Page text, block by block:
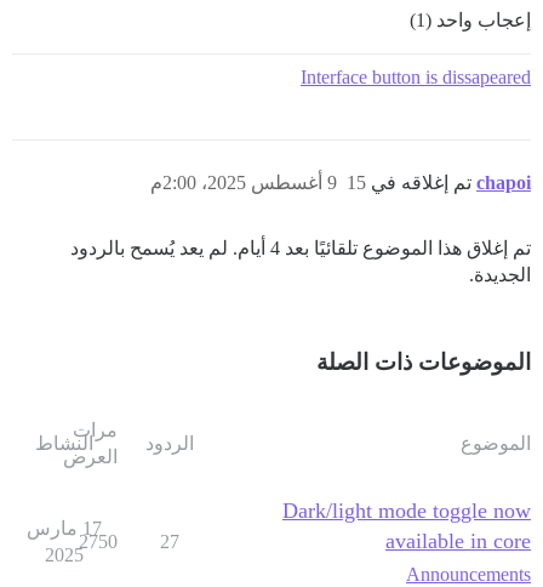
إعجاب واحد (1)
Interface button is dissapeared
chapoi تم إغلاقه في 9 أغسطس 2025، 2:00م 15
تم إغلاق هذا الموضوع تلقائيًا بعد 4 أيام. لم يعد يُسمح بالردود
الجديدة.
الموضوعات ذات الصلة
الموضوع الردود
مرات
العرض
النشاط
Dark/light mode toggle now
available in core
Announcements
27
2750
17 مارس
2025